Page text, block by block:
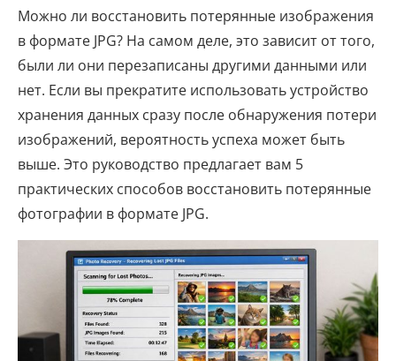
Можно ли восстановить потерянные изображения
в формате JPG? На самом деле, это зависит от того,
были ли они перезаписаны другими данными или
нет. Если вы прекратите использовать устройство
хранения данных сразу после обнаружения потери
изображений, вероятность успеха может быть
выше. Это руководство предлагает вам 5
практических способов восстановить потерянные
фотографии в формате JPG.